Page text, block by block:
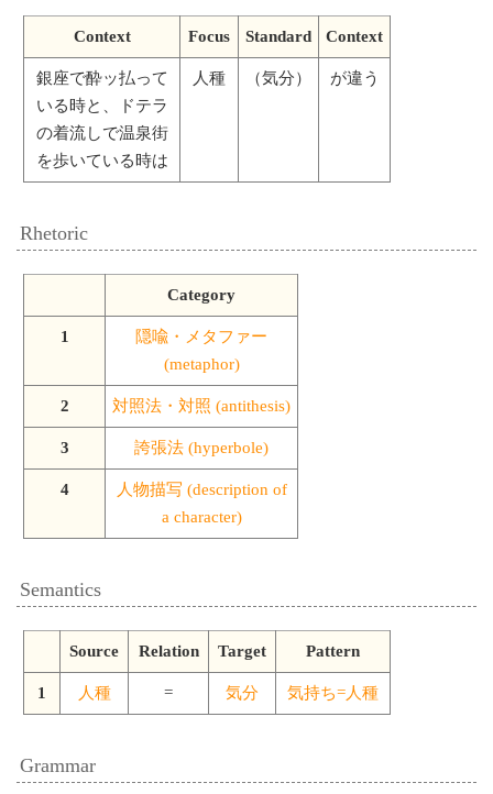
Context Focus Standard Context
銀座で酔ッ払って
いる時と、ドテラ
の着流しで温泉街
を歩いている時は
人種 （気分） が違う
Rhetoric
Category
1
隠喩・メタファー
(metaphor)
2 対照法・対照 (antithesis)
3 誇張法 (hyperbole)
4
人物描写 (description of
a character)
Semantics
Source Relation Target Pattern
1 人種 = 気分 気持ち=人種
Grammar